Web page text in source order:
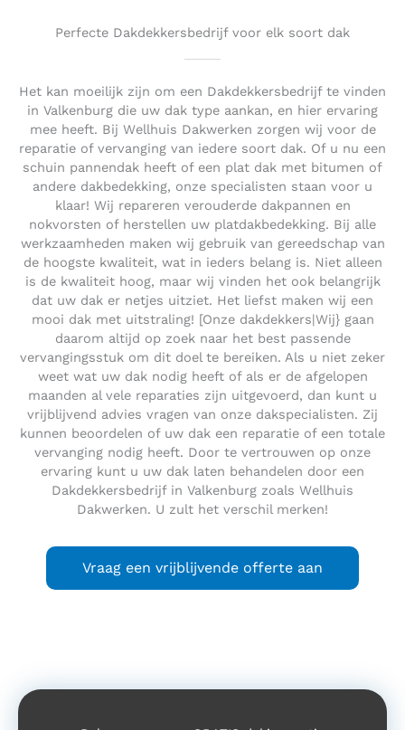
Perfecte Dakdekkersbedrijf voor elk soort dak
Het kan moeilijk zijn om een Dakdekkersbedrijf te vinden
in Valkenburg die uw dak type aankan, en hier ervaring
mee heeft. Bij Wellhuis Dakwerken zorgen wij voor de
reparatie of vervanging van iedere soort dak. Of u nu een
schuin pannendak heeft of een plat dak met bitumen of
andere dakbedekking, onze specialisten staan voor u
klaar! Wij repareren verouderde dakpannen en
nokvorsten of herstellen uw platdakbedekking. Bij alle
werkzaamheden maken wij gebruik van gereedschap van
de hoogste kwaliteit, wat in ieders belang is. Niet alleen
is de kwaliteit hoog, maar wij vinden het ook belangrijk
dat uw dak er netjes uitziet. Het liefst maken wij een
mooi dak met uitstraling! [Onze dakdekkers|Wij} gaan
daarom altijd op zoek naar het best passende
vervangingsstuk om dit doel te bereiken. Als u niet zeker
weet wat uw dak nodig heeft of als er de afgelopen
maanden al vele reparaties zijn uitgevoerd, dan kunt u
vrijblijvend advies vragen van onze dakspecialisten. Zij
kunnen beoordelen of uw dak een reparatie of een totale
vervanging nodig heeft. Door te vertrouwen op onze
ervaring kunt u uw dak laten behandelen door een
Dakdekkersbedrijf in Valkenburg zoals Wellhuis
Dakwerken. U zult het verschil merken!
Vraag een vrijblijvende offerte aan